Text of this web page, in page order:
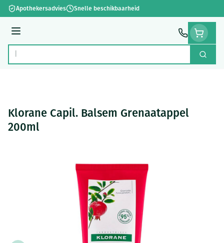
Ga naar de inhoud
Apothekersadvies Snelle beschikbaarheid
Menu
Product, merk, categorie... Zoek
Klorane Capil. Balsem Grenaatappel
200ml